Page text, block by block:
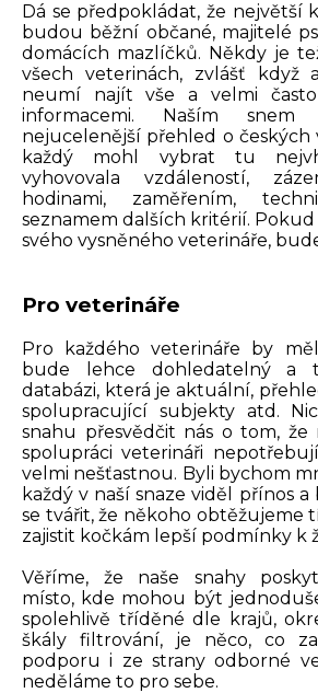
Dá se předpokládat, že největší
budou běžní občané, majitelé
domácích mazlíčků. Někdy je
všech veterinách, zvlášť když
neumí najít vše a velmi
informacemi. Naším
nejucelenější přehled o českých
každý mohl vybrat tu
vyhovovala vzdáleností,
hodinami, zaměřením,
seznamem dalších kritérií.
svého vysněného veterináře,
Pro veterináře
Pro každého veterináře by
bude lehce dohledatelný a
databázi, která je aktuální,
spolupracující subjekty atd.
snahu přesvědčit nás o tom, že
spolupráci veterináři
velmi nešťastnou. Byli bychom
každý v naší snaze viděl přínos
se tvářit, že někoho obtěžujeme
zajistit kočkám lepší podmínky k
Věříme, že naše snahy
místo, kde mohou být
spolehlivě tříděné dle krajů,
škály filtrování, je něco, co
podporu i ze strany odborné
neděláme to pro sebe.